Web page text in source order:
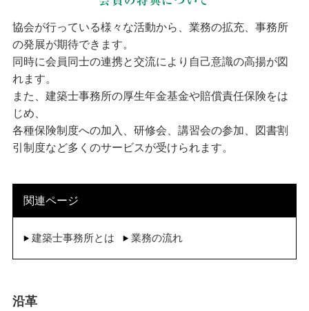
協会が行っている様々な活動から、業務の拡充、事務所
の発展が期待できます。
同時に会員同士の連携と交流により自己意識の高揚が図
れます。
また、建築士事務所の厚生年金基金や賠償責任保険をは
じめ、
各種保険制度への加入、研修会、講習会の参加、図書割
引制度など多くのサービスが受けられます。
関連ページ
建築士事務所とは 業務の流れ
沿革